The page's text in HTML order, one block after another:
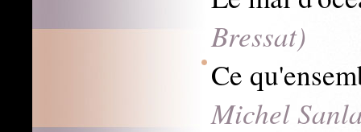
Bressat)
Ce
Michel